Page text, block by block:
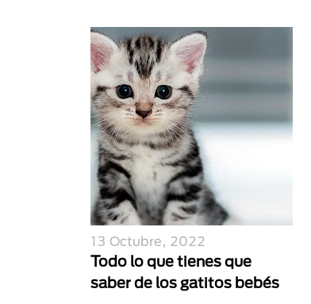
13 Octubre, 2022
Todo lo que tienes que
saber de los gatitos bebés